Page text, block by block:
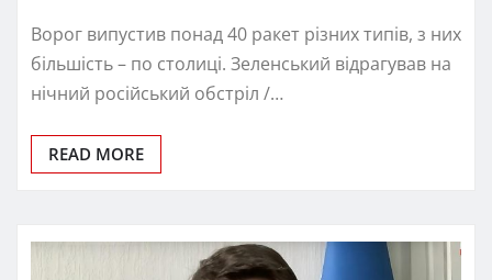
Ворог випустив понад 40 ракет різних типів, з них
більшість – по столиці. Зеленський відрагував на
нічний російський обстріл /…
READ MORE